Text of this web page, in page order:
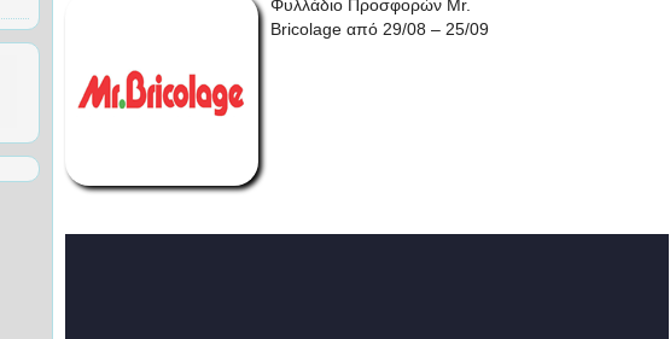
Φυλλάδιο Προσφορών Mr.
Bricolage από 29/08 – 25/09